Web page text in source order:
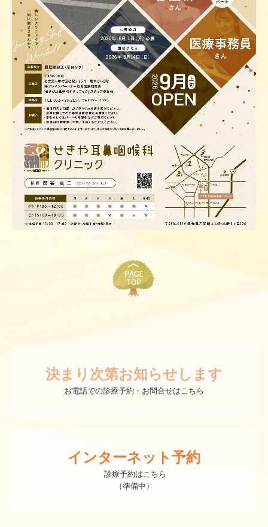
決まり次第お知らせします
お電話での診療予約・お問合せはこちら
インターネット予約
（準備中）